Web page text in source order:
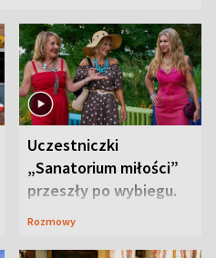
Uczestniczki
„Sanatorium miłości”
przeszły po wybiegu.
Te stylizacje
Rozmowy